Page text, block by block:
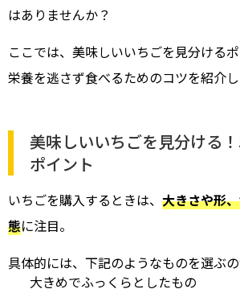
はありませんか？
ここでは、美味しいいちごを見分ける
栄養を逃さず食べるためのコツを紹介し
美味しいいちごを見分ける
ポイント
いちごを購入するときは、 大きさや形
態に注目。
具体的には、下記のようなものを選ぶの
大きめでふっくらとしたもの